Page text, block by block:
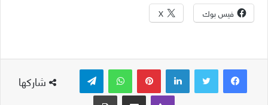
فيس بوك X
شاركها
لينكدإن بينتيريست واتساب
ڤايبر
مشاركة عبر البريد طباعة